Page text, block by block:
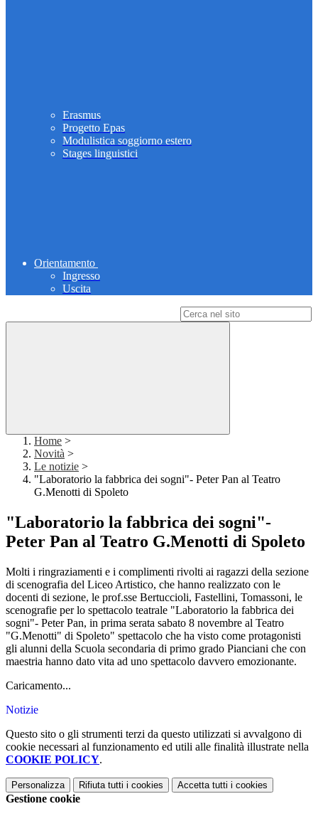
Erasmus
Progetto Epas
Modulistica soggiorno estero
Stages linguistici
Orientamento
Ingresso
Uscita
Home >
Novità >
Le notizie >
"Laboratorio la fabbrica dei sogni"- Peter Pan al Teatro
G.Menotti di Spoleto
"Laboratorio la fabbrica dei sogni"-
Peter Pan al Teatro G.Menotti di Spoleto
Molti i ringraziamenti e i complimenti rivolti ai ragazzi della sezione
di scenografia del Liceo Artistico, che hanno realizzato con le
docenti di sezione, le prof.sse Bertuccioli, Fastellini, Tomassoni, le
scenografie per lo spettacolo teatrale "Laboratorio la fabbrica dei
sogni"- Peter Pan, in prima serata sabato 8 novembre al Teatro
"G.Menotti" di Spoleto" spettacolo che ha visto come protagonisti
gli alunni della Scuola secondaria di primo grado Pianciani che con
maestria hanno dato vita ad uno spettacolo davvero emozionante.
Caricamento...
Notizie
Questo sito o gli strumenti terzi da questo utilizzati si avvalgono di
cookie necessari al funzionamento ed utili alle finalità illustrate nella
COOKIE POLICY.
Personalizza Rifiuta tutti i cookies Accetta tutti i cookies
Gestione cookie